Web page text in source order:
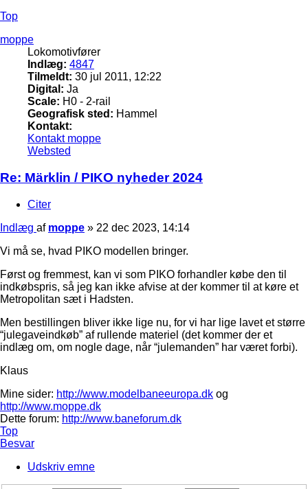
Top
moppe
Lokomotivfører
Indlæg: 4847
Tilmeldt: 30 jul 2011, 12:22
Digital: Ja
Scale: H0 - 2-rail
Geografisk sted: Hammel
Kontakt:
Kontakt moppe
Websted
Re: Märklin / PIKO nyheder 2024
Citer
Indlæg af moppe » 22 dec 2023, 14:14
Vi må se, hvad PIKO modellen bringer.
Først og fremmest, kan vi som PIKO forhandler købe den til
indkøbspris, så jeg kan ikke afvise at der kommer til at køre et
Metropolitan sæt i Hadsten.
Men bestillingen bliver ikke lige nu, for vi har lige lavet et større
“julegaveindkøb” af rullende materiel (det kommer der et
indlæg om, om nogle dage, når “julemanden” har været forbi).
Klaus
Mine sider: http://www.modelbaneeuropa.dk og
http://www.moppe.dk
Dette forum: http://www.baneforum.dk
Top
Besvar
Udskriv emne